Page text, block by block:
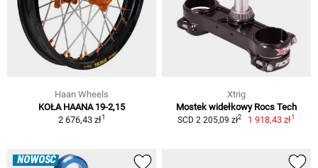
Haan Wheels
KOŁA HAANA 19-2,15
2 676,43 zł1
Xtrig
Mostek widełkowy Rocs Tech
SCD 2 205,09 zł2 1 918,43 zł1
NOWOŚĆ